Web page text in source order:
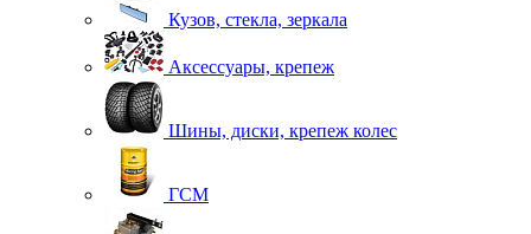
Кузов, стекла, зеркала
Аксессуары, крепеж
Шины, диски, крепеж колес
ГСМ